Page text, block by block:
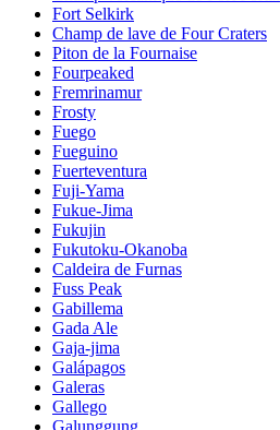
Fort Selkirk
Champ de lave de Four Craters
Piton de la Fournaise
Fourpeaked
Fremrinamur
Frosty
Fuego
Fueguino
Fuerteventura
Fuji-Yama
Fukue-Jima
Fukujin
Fukutoku-Okanoba
Caldeira de Furnas
Fuss Peak
Gabillema
Gada Ale
Gaja-jima
Galápagos
Galeras
Gallego
Galunggung